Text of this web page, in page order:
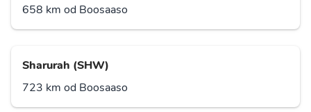
658 km od Boosaaso
Sharurah (SHW)
723 km od Boosaaso